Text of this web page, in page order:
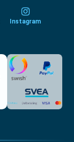
Instagram